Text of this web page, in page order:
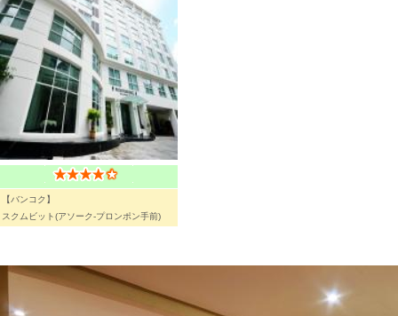
【バンコク】
スクムビット(アソーク-プロンポン手前)